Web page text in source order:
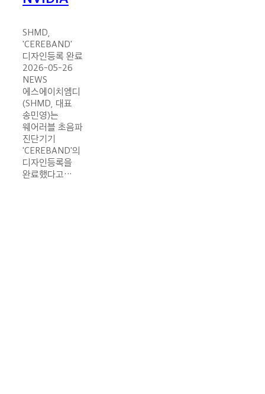
SHMD,
'CEREBAND'
디자인등록 완료
2026-05-26
NEWS
에스에이치엠디
(SHMD, 대표
송민영)는
웨어러블 초음파
진단기기
'CEREBAND'의
디자인등록을
완료했다고…